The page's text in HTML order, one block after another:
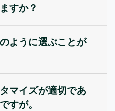
すか？
ように選ぶことが
マイズが適切であ
すが。